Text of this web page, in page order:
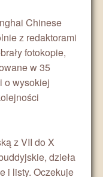
Chinese
z redaktorami
fotokopie,
w 35
o wysokiej
z VII do X
dzieła
i listy. Oczekuje